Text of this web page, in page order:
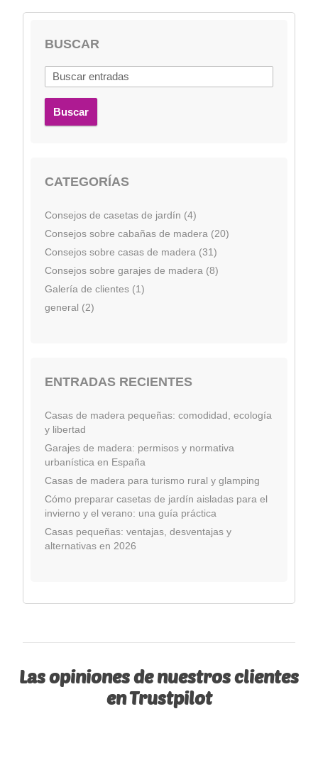
BUSCAR
Buscar
CATEGORÍAS
Consejos de casetas de jardín (4)
Consejos sobre cabañas de madera (20)
Consejos sobre casas de madera (31)
Consejos sobre garajes de madera (8)
Galería de clientes (1)
general (2)
ENTRADAS RECIENTES
Casas de madera pequeñas: comodidad, ecología
y libertad
Garajes de madera: permisos y normativa
urbanística en España
Casas de madera para turismo rural y glamping
Cómo preparar casetas de jardín aisladas para el
invierno y el verano: una guía práctica
Casas pequeñas: ventajas, desventajas y
alternativas en 2026
Las opiniones de nuestros clientes
en Trustpilot